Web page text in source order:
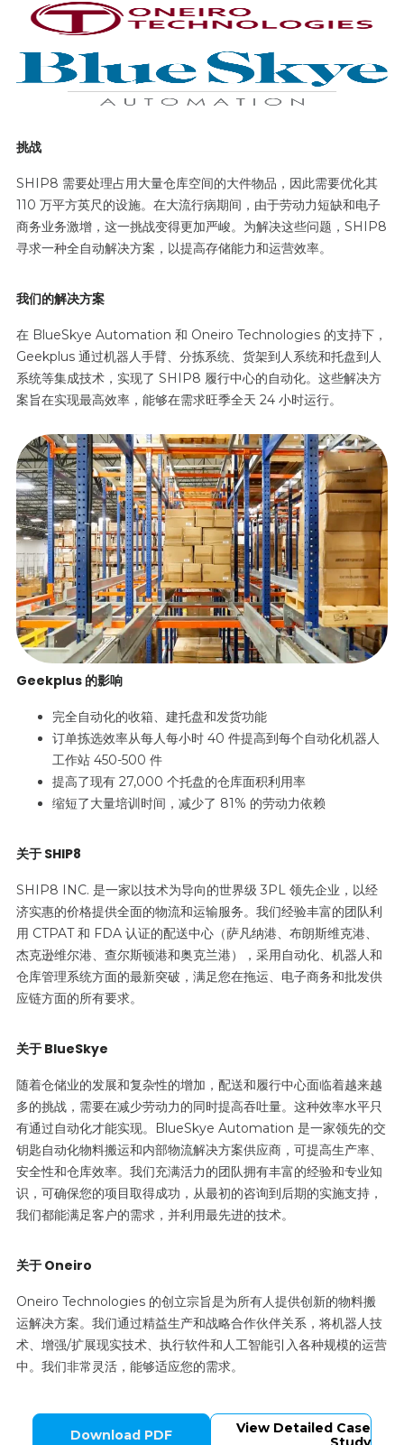
挑战
SHIP8 需要处理占用大量仓库空间的大件物品，因此需要优化其
110 万平方英尺的设施。在大流行病期间，由于劳动力短缺和电子
商务业务激增，这一挑战变得更加严峻。为解决这些问题，SHIP8
寻求一种全自动解决方案，以提高存储能力和运营效率。
我们的解决方案
在 BlueSkye Automation 和 Oneiro Technologies 的支持下，
Geekplus 通过机器人手臂、分拣系统、货架到人系统和托盘到人
系统等集成技术，实现了 SHIP8 履行中心的自动化。这些解决方
案旨在实现最高效率，能够在需求旺季全天 24 小时运行。
Geekplus 的影响
完全自动化的收箱、建托盘和发货功能
订单拣选效率从每人每小时 40 件提高到每个自动化机器人
工作站 450-500 件
提高了现有 27,000 个托盘的仓库面积利用率
缩短了大量培训时间，减少了 81% 的劳动力依赖
关于 SHIP8
SHIP8 INC. 是一家以技术为导向的世界级 3PL 领先企业，以经
济实惠的价格提供全面的物流和运输服务。我们经验丰富的团队利
用 CTPAT 和 FDA 认证的配送中心（萨凡纳港、布朗斯维克港、
杰克逊维尔港、查尔斯顿港和奥克兰港），采用自动化、机器人和
仓库管理系统方面的最新突破，满足您在拖运、电子商务和批发供
应链方面的所有要求。
关于 BlueSkye
随着仓储业的发展和复杂性的增加，配送和履行中心面临着越来越
多的挑战，需要在减少劳动力的同时提高吞吐量。这种效率水平只
有通过自动化才能实现。BlueSkye Automation 是一家领先的交
钥匙自动化物料搬运和内部物流解决方案供应商，可提高生产率、
安全性和仓库效率。我们充满活力的团队拥有丰富的经验和专业知
识，可确保您的项目取得成功，从最初的咨询到后期的实施支持，
我们都能满足客户的需求，并利用最先进的技术。
关于 Oneiro
Oneiro Technologies 的创立宗旨是为所有人提供创新的物料搬
运解决方案。我们通过精益生产和战略合作伙伴关系，将机器人技
术、增强/扩展现实技术、执行软件和人工智能引入各种规模的运营
中。我们非常灵活，能够适应您的需求。
Download PDF
View Detailed Case